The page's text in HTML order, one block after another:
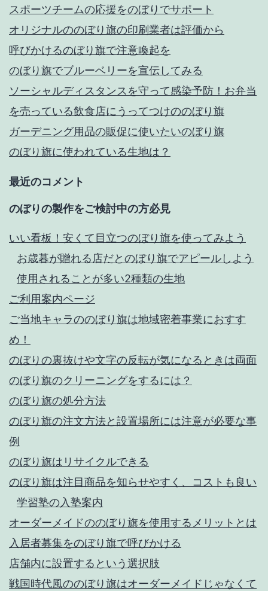
スポーツチームの応援をのぼりでサポート
オリジナルののぼり旗の印刷業者は評価から
呼びかけるのぼり旗で注意喚起を
のぼり旗でブルーベリーを宣伝してみる
ソーシャルディスタンスを守って感染予防！お弁当
を売っている飲食店にうってつけののぼり旗
ガーデニング用品の販促に使いたいのぼり旗
のぼり旗に使われている生地は？
最近のコメント
のぼりの製作をご検討中の方必見
いい看板！安くて目立つのぼり旗を使ってみよう
お歳暮が贈れる店だとのぼり旗でアピールしよう
使用されることが多い2種類の生地
ご利用案内ページ
ご当地キャラののぼり旗は地域密着事業におすす
め！
のぼりの裏抜けや文字の反転が気になるときは両面
のぼり旗のクリーニングをするには？
のぼり旗の処分方法
のぼり旗の注文方法と設置場所には注意が必要な事
例
のぼり旗はリサイクルできる
のぼり旗は注目商品を知らせやすく、コストも良い
学習塾の入塾案内
オーダーメイドののぼり旗を使用するメリットとは
入居者募集をのぼり旗で呼びかける
店舗内に設置するという選択肢
戦国時代風ののぼり旗はオーダーメイドじゃなくて